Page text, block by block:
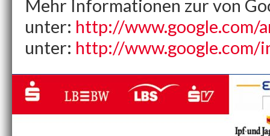
Mehr Informationen zur von
unter: http://www.google.com/
unter: http://www.google.com/